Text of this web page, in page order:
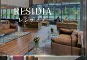
RESIDIA
レジディア